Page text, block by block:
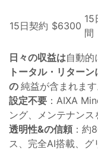
15日契約 $6300
15
間
日々の収益は自動的
トータル・リターン
の 純益が含まれます
設定不要 ：AIXA
ング、メンテナンス
透明性&の信頼 ：約
ス、完全AI搭載、